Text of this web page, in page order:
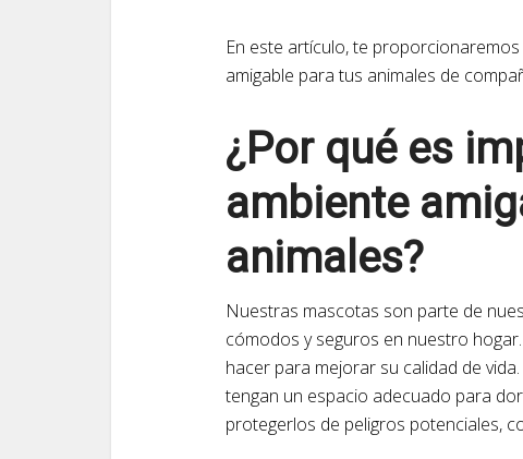
En este artículo, te
amigable para tus animales de
¿Por qué es
ambiente
animales?
Nuestras mascotas son parte de
cómodos y seguros en nuestro
hacer para mejorar su calidad de
tengan un espacio adecuado para
protegerlos de peligros potenciales,